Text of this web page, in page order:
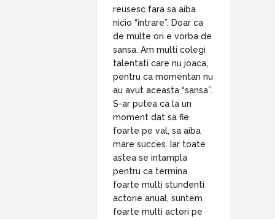
reusesc fara sa aiba
nicio “intrare”. Doar ca
de multe ori e vorba de
sansa. Am multi colegi
talentati care nu joaca,
pentru ca momentan nu
au avut aceasta “sansa”.
S-ar putea ca la un
moment dat sa fie
foarte pe val, sa aiba
mare succes. Iar toate
astea se intampla
pentru ca termina
foarte multi stundenti
actorie anual, suntem
foarte multi actori pe